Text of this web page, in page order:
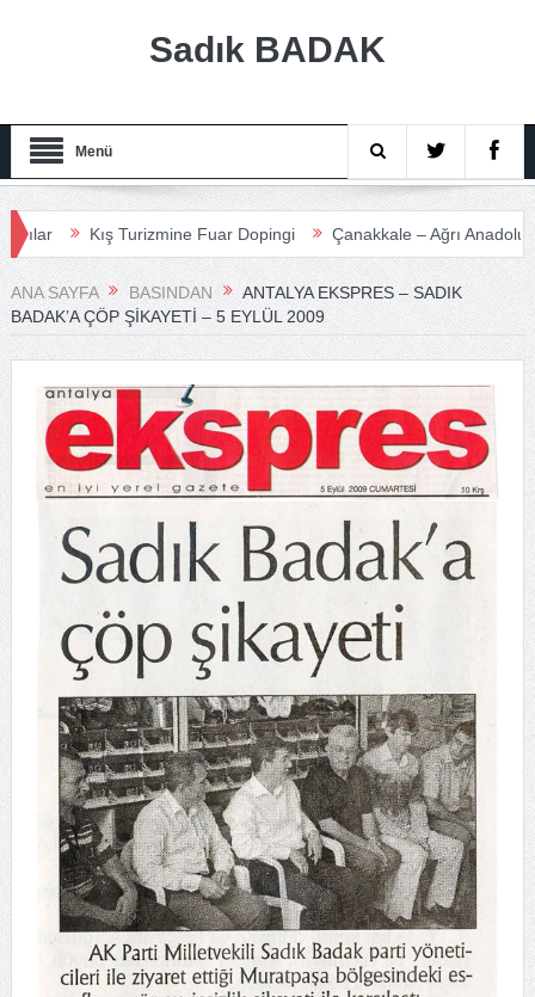
Sadık BADAK
Menü
Kış Turizmine Fuar Dopingi Çanakkale – Ağrı Anadolu Turizm
ANA SAYFA BASINDAN
ANTALYA EKSPRES – SADIK
BADAK’A ÇÖP ŞIKAYETI – 5 EYLÜL 2009